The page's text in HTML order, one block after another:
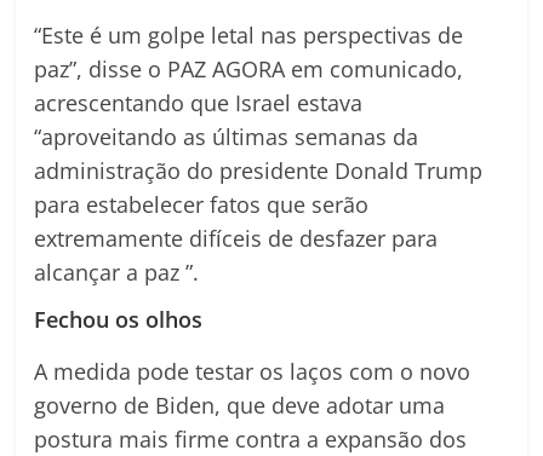
“Este é um golpe letal nas perspectivas de
paz”, disse o PAZ AGORA em comunicado,
acrescentando que Israel estava
“aproveitando as últimas semanas da
administração do presidente Donald Trump
para estabelecer fatos que serão
extremamente difíceis de desfazer para
alcançar a paz ”.
Fechou os olhos
A medida pode testar os laços com o novo
governo de Biden, que deve adotar uma
postura mais firme contra a expansão dos